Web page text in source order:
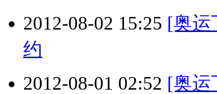
2012-08-02 15:25 [奥运
约
2012-08-01 02:52 [奥运